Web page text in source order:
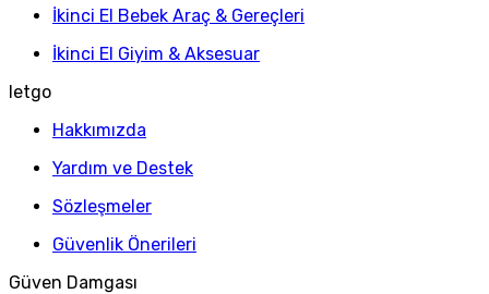
İkinci El Bebek Araç & Gereçleri
İkinci El Giyim & Aksesuar
letgo
Hakkımızda
Yardım ve Destek
Sözleşmeler
Güvenlik Önerileri
Güven Damgası